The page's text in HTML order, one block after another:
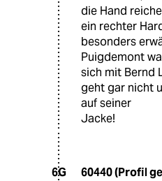
die Hand
ein rechter
besonders
Puigdemont
sich mit Bernd
geht gar nicht
auf seiner
Jacke!
6G 60440 (Profil